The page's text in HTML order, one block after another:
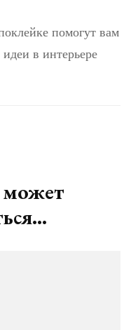
помогут вам
в интерьере